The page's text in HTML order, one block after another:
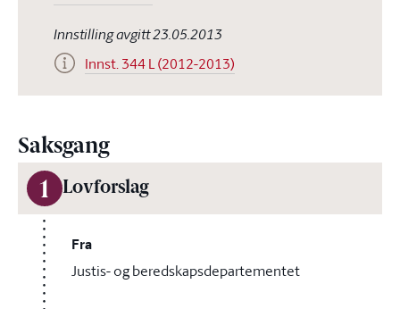
Innstilling avgitt 23.05.2013
Innst. 344 L (2012-2013)
Saksgang
1 Lovforslag
Fra
Justis- og beredskapsdepartementet